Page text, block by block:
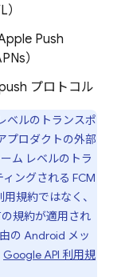
Push
）
プロトコル
ベルのトランスポ
プロダクトの外部
ム レベルのトラ
ングされる FCM
規約ではなく、
規約が適用され
の Android メッ
Google API 利用規